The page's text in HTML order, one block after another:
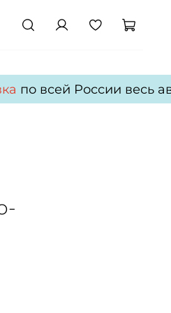
по всей России весь